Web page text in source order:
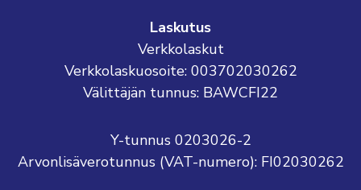
Laskutus
Verkkolaskut
Verkkolaskuosoite: 003702030262
Välittäjän tunnus: BAWCFI22
Y-tunnus 0203026-2
Arvonlisäverotunnus (VAT-numero): FI02030262